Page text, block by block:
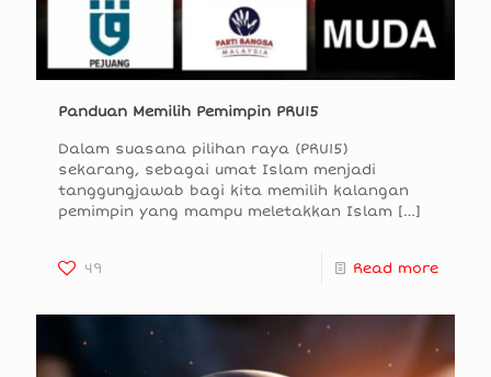
Panduan Memilih Pemimpin PRU15
Dalam suasana pilihan raya (PRU15)
sekarang, sebagai umat Islam menjadi
tanggungjawab bagi kita memilih kalangan
pemimpin yang mampu meletakkan Islam […]
49 Read more